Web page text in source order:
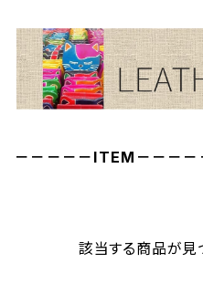
－－－－－ITEM－－－－
該当する商品が見